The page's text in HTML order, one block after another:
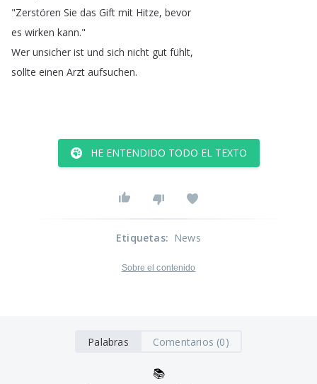
"Zerstören Sie das Gift mit Hitze, bevor
es wirken kann."
Wer unsicher ist und sich nicht gut fühlt,
sollte einen Arzt aufsuchen.
HE ENTENDIDO TODO EL TEXTO
Etiquetas: News
Sobre el contenido
Palabras Comentarios (0)
📚